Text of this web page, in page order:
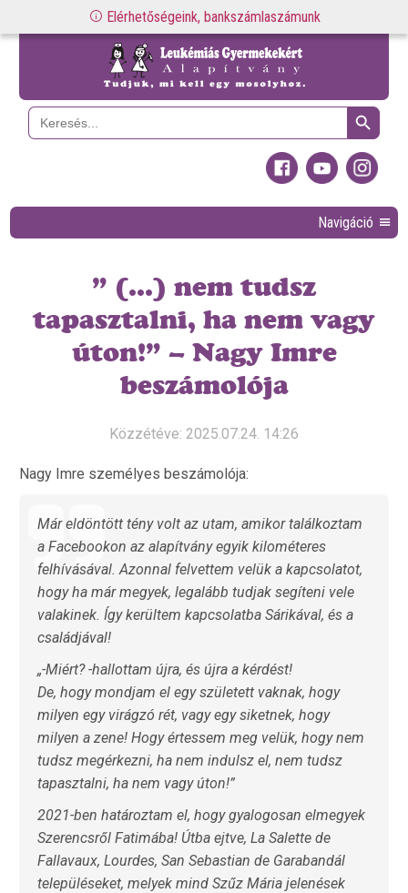
Elérhetőségeink, bankszámlaszámunk
Search
for:
Search Button
Navigáció
” (…) nem tudsz
tapasztalni, ha nem vagy
úton!” – Nagy Imre
beszámolója
Közzétéve: 2025.07.24. 14:26
Nagy Imre személyes beszámolója:
Már eldöntött tény volt az utam, amikor találkoztam
a Facebookon az alapítvány egyik kilométeres
felhívásával. Azonnal felvettem velük a kapcsolatot,
hogy ha már megyek, legalább tudjak segíteni vele
valakinek. Így kerültem kapcsolatba Sárikával, és a
családjával!
„-Miért? -hallottam újra, és újra a kérdést!
De, hogy mondjam el egy született vaknak, hogy
milyen egy virágzó rét, vagy egy siketnek, hogy
milyen a zene! Hogy értessem meg velük, hogy nem
tudsz megérkezni, ha nem indulsz el, nem tudsz
tapasztalni, ha nem vagy úton!”
2021-ben határoztam el, hogy gyalogosan elmegyek
Szerencsről Fatimába! Útba ejtve, La Salette de
Fallavaux, Lourdes, San Sebastian de Garabandál
településeket, melyek mind Szűz Mária jelenések